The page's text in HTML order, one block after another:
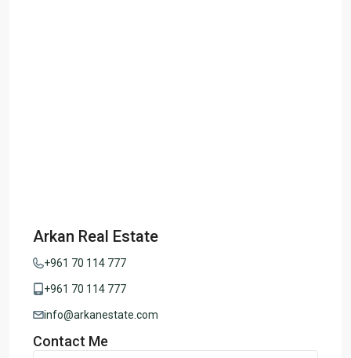
Arkan Real Estate
+961 70 114 777
+961 70 114 777
info@arkanestate.com
Contact Me